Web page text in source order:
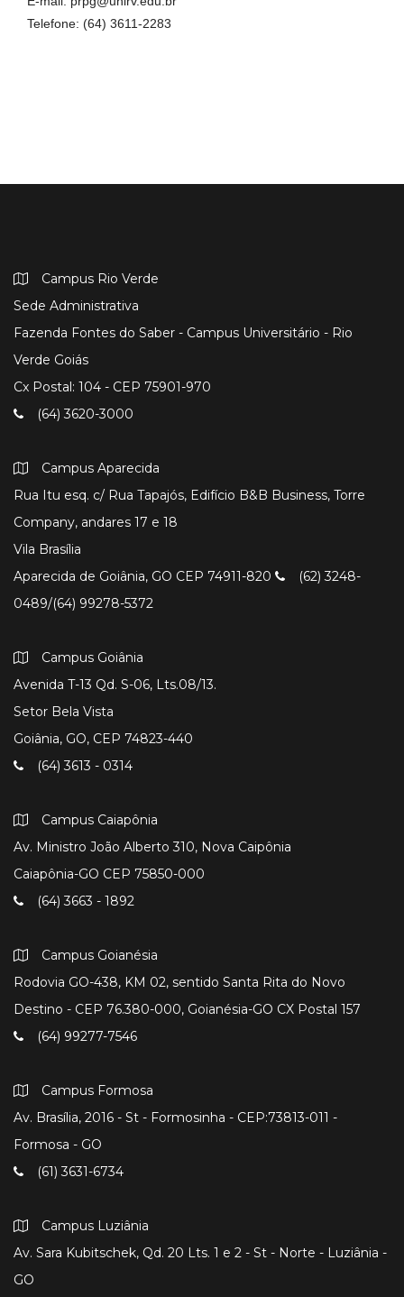
Telefone: (64) 3611-2283
Campus Rio Verde
Sede Administrativa
Fazenda Fontes do Saber - Campus Universitário - Rio
Verde Goiás
Cx Postal: 104 - CEP 75901-970
(64) 3620-3000
Campus Aparecida
Rua Itu esq. c/ Rua Tapajós, Edifício B&B Business, Torre
Company, andares 17 e 18
Vila Brasília
Aparecida de Goiânia, GO CEP 74911-820
(62) 3248-
0489/(64) 99278-5372
Campus Goiânia
Avenida T-13 Qd. S-06, Lts.08/13.
Setor Bela Vista
Goiânia, GO, CEP 74823-440
(64) 3613 - 0314
Campus Caiapônia
Av. Ministro João Alberto 310, Nova Caipônia
Caiapônia-GO CEP 75850-000
(64) 3663 - 1892
Campus Goianésia
Rodovia GO-438, KM 02, sentido Santa Rita do Novo
Destino - CEP 76.380-000, Goianésia-GO CX Postal 157
(64) 99277-7546
Campus Formosa
Av. Brasília, 2016 - St - Formosinha - CEP:73813-011 -
Formosa - GO
(61) 3631-6734
Campus Luziânia
Av. Sara Kubitschek, Qd. 20 Lts. 1 e 2 - St - Norte - Luziânia -
GO